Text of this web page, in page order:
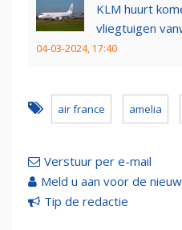
KLM huurt
vliegtuigen
04-03-2024, 17:40
air france amelia
Verstuur per e-mail
Meld u aan voor de
Tip de redactie